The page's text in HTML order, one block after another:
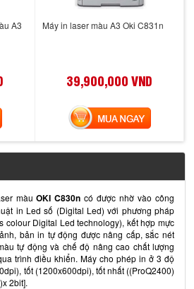
A3 Máy in laser màu A3 Oki C831n
39,900,000 VND
MUA NGAY
màuOKI C830n có được nhờ vào công
in Led số (Digital Led) với phương pháp
colour Digital Led technology), kết hợp mực
bản in tự động được nâng cấp, sắc nét
tự động và chế độ nâng cao chất lượng
trình điều khiển. Máy cho phép in ở 3 độ
tốt (1200x600dpi), tốt nhất ((ProQ2400)
2bit].